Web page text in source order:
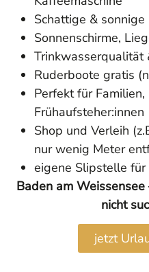
Schattige & sonnige
Sonnenschirme,
Trinkwasserqualität
Ruderboote gratis
Perfekt für
Frühaufsteher:innen
Shop und Verleih
nur wenig Meter
eigene Slipstelle für
Baden am
nicht
jetzt